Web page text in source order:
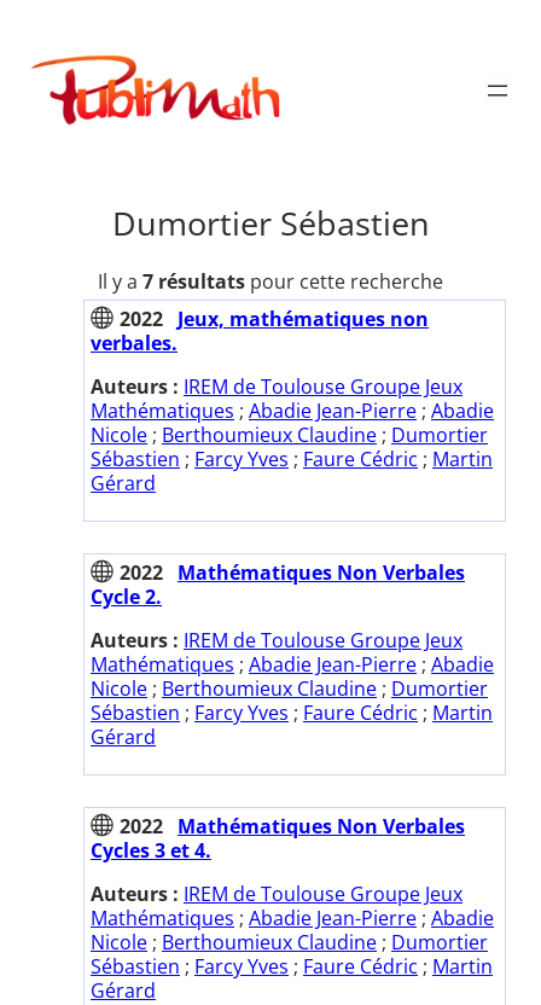
contenu
Publimath
Dumortier Sébastien
Il y a 7 résultats pour cette recherche
2022 Jeux, mathématiques non
verbales.
Auteurs : IREM de Toulouse Groupe Jeux
Mathématiques ; Abadie Jean-Pierre ; Abadie
Nicole ; Berthoumieux Claudine ; Dumortier
Sébastien ; Farcy Yves ; Faure Cédric ; Martin
Gérard
2022 Mathématiques Non Verbales
Cycle 2.
Auteurs : IREM de Toulouse Groupe Jeux
Mathématiques ; Abadie Jean-Pierre ; Abadie
Nicole ; Berthoumieux Claudine ; Dumortier
Sébastien ; Farcy Yves ; Faure Cédric ; Martin
Gérard
2022 Mathématiques Non Verbales
Cycles 3 et 4.
Auteurs : IREM de Toulouse Groupe Jeux
Mathématiques ; Abadie Jean-Pierre ; Abadie
Nicole ; Berthoumieux Claudine ; Dumortier
Sébastien ; Farcy Yves ; Faure Cédric ; Martin
Gérard